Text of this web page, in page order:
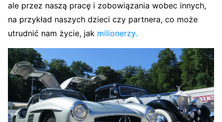
ale przez naszą pracę i zobowiązania wobec innych,
na przykład naszych dzieci czy partnera, co może
utrudnić nam życie, jak milionerzy.